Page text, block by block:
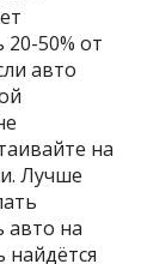
50% от
авто
на
Лучше
авто на
найдётся